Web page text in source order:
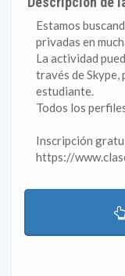
Estamos
privadas en
La actividad
través de Skype,
estudiante.
Todos los
Inscripción
https://